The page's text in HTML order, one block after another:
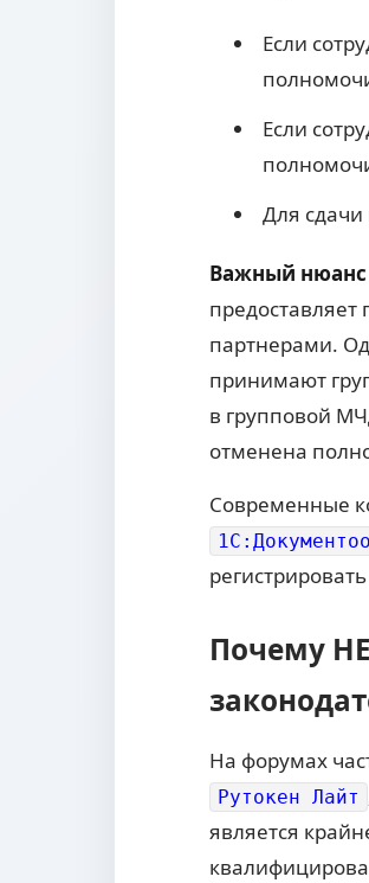
Если
Если
Для
Важный
партнерами.
принимают
в групповой
отменена
Современные
Почему
На форумах
Рутокен Лайт
является